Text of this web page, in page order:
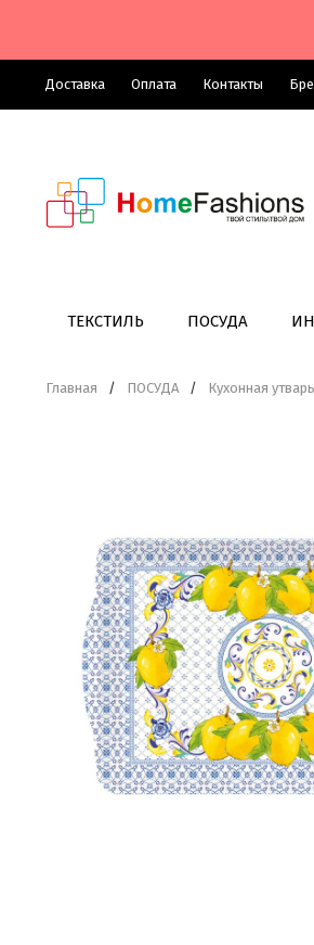
Доставка Оплата Контакты
ТЕКСТИЛЬ ПОСУДА
Главная / ПОСУДА / Кухонная утварь